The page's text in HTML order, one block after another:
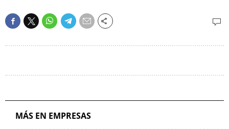
MÁS EN EMPRESAS